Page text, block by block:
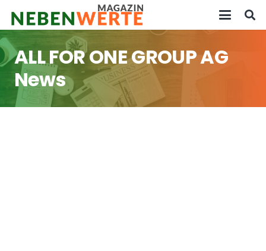
ALL FOR ONE GROUP AG
News